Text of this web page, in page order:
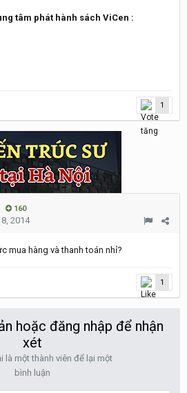
tâm phát hành sách ViCen :
1
160
2014
mua hàng và thanh toán nhỉ?
1
hoặc đăng nhập để nhận
xét
là một thành viên để lại một
bình luận